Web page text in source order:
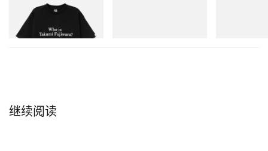
Billionaire Boys Club X Initial
D Cotton T-Shirt 3
立刻购入
继续阅读